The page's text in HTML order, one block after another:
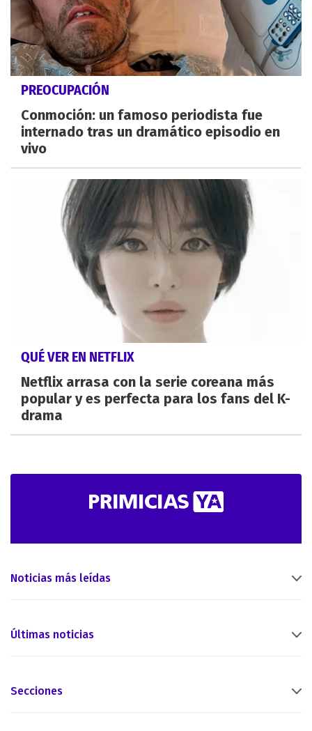
PREOCUPACIÓN
Conmoción: un famoso periodista fue
internado tras un dramático episodio en
vivo
QUÉ VER EN NETFLIX
Netflix arrasa con la serie coreana más
popular y es perfecta para los fans del K-
drama
Noticias más leídas
Últimas noticias
Secciones